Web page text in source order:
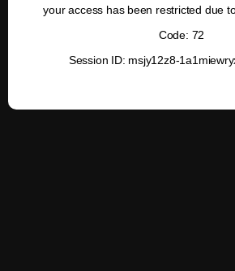
your access has been restricted due
Code: 72
Session ID: msjy12z8-